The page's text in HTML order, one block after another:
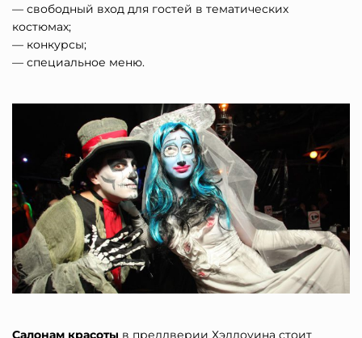
— свободный вход для гостей в тематических
костюмах;
— конкурсы;
— специальное меню.
Салонам красоты в преддверии Хэллоуина стоит